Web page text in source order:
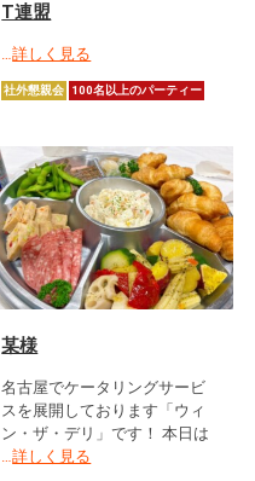
T連盟
…詳しく見る
社外懇親会 100名以上のパーティー
某様
名古屋でケータリングサービ
スを展開しております「ウィ
ン・ザ・デリ」です！ 本日は
…詳しく見る